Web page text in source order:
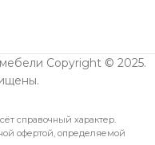
Copyright © 2025.
справочный характер.
офертой, определяемой